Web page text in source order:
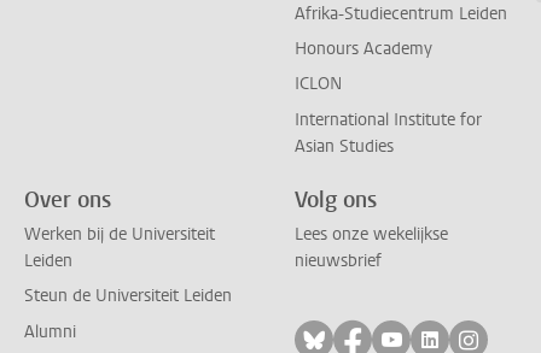
Afrika-Studiecentrum Leiden
Honours Academy
ICLON
International Institute for
Asian Studies
Over ons
Werken bij de Universiteit
Leiden
Steun de Universiteit Leiden
Alumni
Volg ons
Lees onze wekelijkse
nieuwsbrief
Volg ons op bluesky
Volg ons op
Volg ons op
Volg ons
Volg